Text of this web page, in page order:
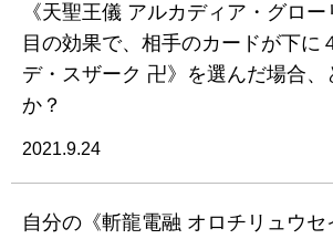
《天聖王儀 アルカディア・グロ
目の効果で、相手のカードが下に
デ・スザーク 卍》を選んだ場合、
か？
2021.9.24
自分の《斬龍電融 オロチリュウ